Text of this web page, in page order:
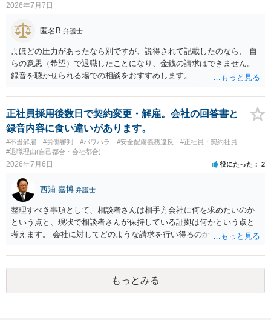
2026年7月7日
匿名B 弁護士
よほどの圧力があったなら別ですが、説得されて記載したのなら、 自
らの意思（希望）で退職したことになり、金銭の請求はできません。
録音を聴かせられる場での相談をおすすめします。
正社員採用後数日で契約変更・解雇。会社の回答書と
録音内容に食い違いがあります。
#不当解雇 #労働審判 #パワハラ #安全配慮義務違反
#正社員・契約社員
#退職理由(自己都合・会社都合)
2026年7月6日 役にたった 2
西浦 嘉博 弁護士
整理すべき事項として、相談者さんは相手方会社に何を求めたいのか
という点と、現状で相談者さんが保持している証拠は何かという点と
考えます。 会社に対してどのような請求を行い得るのか、また、どう
事務所での相談を検討いただければと思われます。 上記、ご参考くだ
さい。
もっとみる